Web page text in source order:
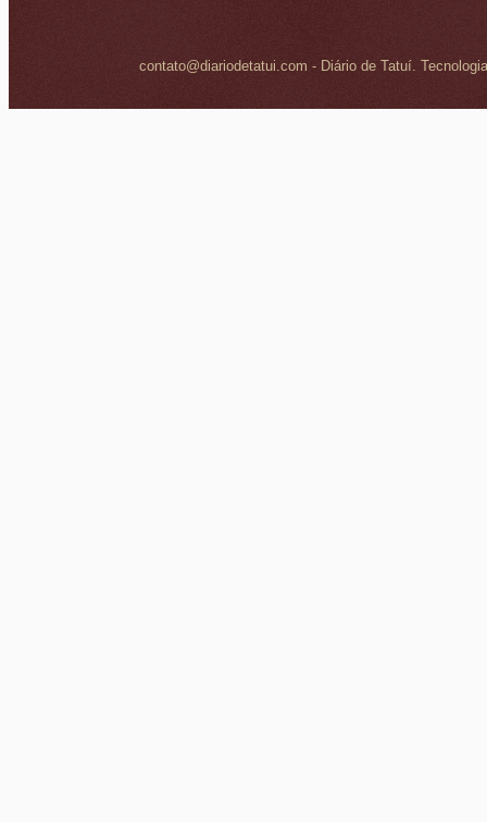
contato@diariodetatui.com - Diário de Tatuí.